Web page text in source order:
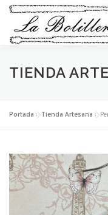
Saltar
contenido
INICIO
COLLARES
PULSERAS
NAVIDAD MI
TIENDA
Portada »Tienda Artesana »